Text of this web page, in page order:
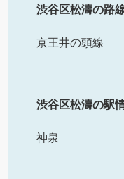
渋谷区松濤の路
京王井の頭線
渋谷区松濤の駅
神泉